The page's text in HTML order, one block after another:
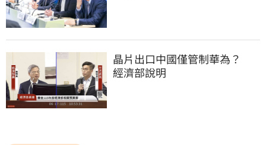
晶片出口中國僅管制華為？
經濟部說明